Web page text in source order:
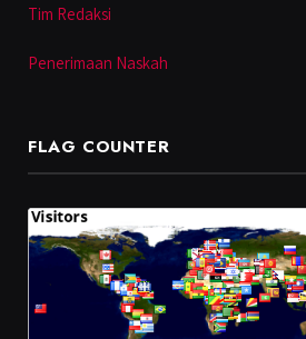
Tim Redaksi
Penerimaan Naskah
FLAG COUNTER